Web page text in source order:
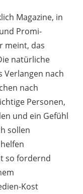
Magazine, in
Promi-
meint, das
natürliche
Verlangen nach
nach
Personen,
und ein Gefühl
sollen
so fordernd
Kost